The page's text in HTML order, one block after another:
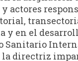
actores
y en el
Sanitario
la directriz